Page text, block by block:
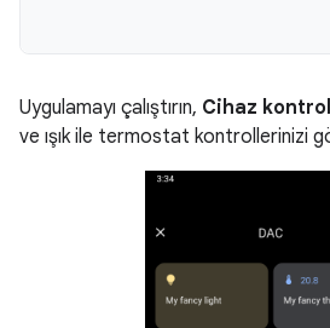
Uygulamayı çalıştırın, Cihaz
ve ışık ile termostat kontrollerinizi